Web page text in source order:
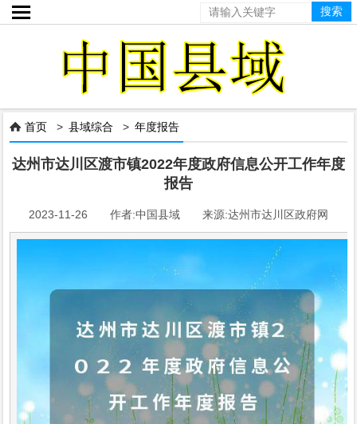

 首页 >县域综合 >年度报告
达州市达川区渡市镇2022年度政府信息公开工作年度
报告
2023-11-26 作者:中国县域 来源:达州市达川区政府网